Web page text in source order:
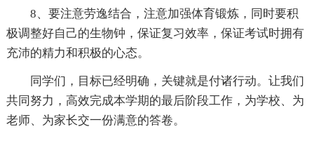
8、要注意劳逸结合，注意加强体育锻炼，同时要积
极调整好自己的生物钟，保证复习效率，保证考试时拥有
充沛的精力和积极的心态。
同学们，目标已经明确，关键就是付诸行动。让我们
共同努力，高效完成本学期的最后阶段工作，为学校、为
老师、为家长交一份满意的答卷。